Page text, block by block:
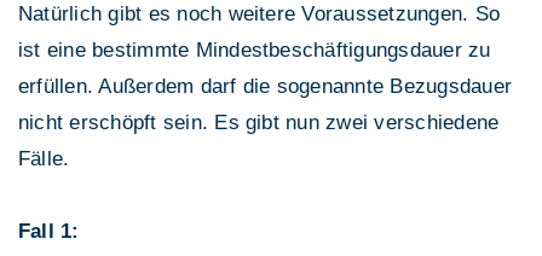
Natürlich gibt es noch weitere Voraussetzungen. So
ist eine bestimmte Mindestbeschäftigungsdauer zu
erfüllen. Außerdem darf die sogenannte Bezugsdauer
nicht erschöpft sein. Es gibt nun zwei verschiedene
Fälle.
Fall 1: